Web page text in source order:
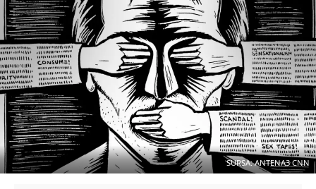
SURSA: ANTENA3 CNN